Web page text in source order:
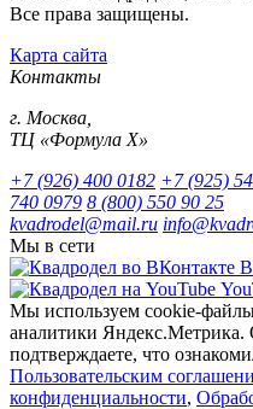
Все права защищены.
Карта сайта
Контакты
г. Москва,
ТЦ «Формула Х»
+7 (926) 400 0182 +7 (925)
740 0979 8 (800) 550 90 25
kvadrodel@mail.ru
Мы в сети
Мы используем cookie-
аналитики Яндекс.Метрика.
подтверждаете, что
Пользовательским
конфиденциальности,